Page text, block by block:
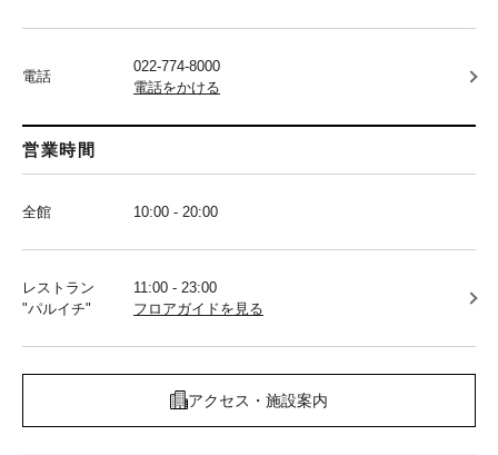
電話
022-774-8000
電話をかける
営業時間
全館 10:00 - 20:00
レストラン
"パルイチ"
11:00 - 23:00
フロアガイドを見る
アクセス・施設案内